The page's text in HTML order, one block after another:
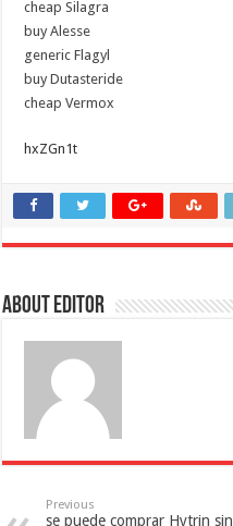
cheap Silagra
buy Alesse
generic Flagyl
buy Dutasteride
cheap Vermox
hxZGn1t
About Editor
Previous
se puede comprar Hytrin sin